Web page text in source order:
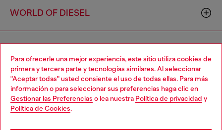
Para ofrecerle una mejor experiencia, este sitio utiliza cookies de
primera y tercera parte y tecnologías similares. Al seleccionar
"Aceptar todas" usted consiente el uso de todas ellas. Para más
información o para seleccionar sus preferencias haga clic en
Gestionar las Preferencias o lea nuestra Política de privacidad y
Política de Cookies.
WORLD OF DIESEL
Choose your location
You are currently browsing España website, but it seems you
may be based in United States